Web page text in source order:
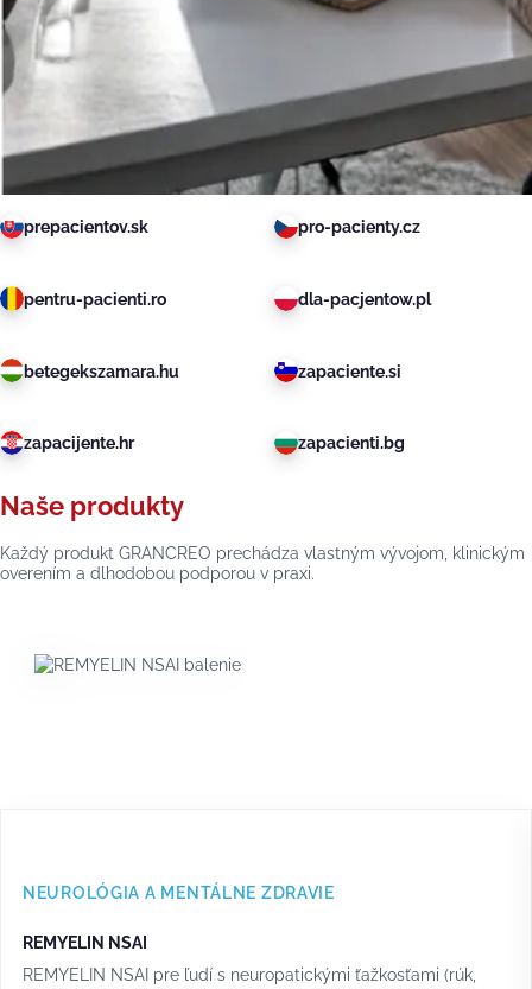
prepacientov.sk pro-pacienty.cz
pentru-pacienti.ro dla-pacjentow.pl
betegekszamara.hu zapaciente.si
zapacijente.hr zapacienti.bg
Naše produkty
Každý produkt GRANCREO prechádza vlastným vývojom, klinickým
overením a dlhodobou podporou v praxi.
NEUROLÓGIA A MENTÁLNE ZDRAVIE
REMYELIN NSAI
REMYELIN NSAI pre ľudí s neuropatickými ťažkosťami (rúk,